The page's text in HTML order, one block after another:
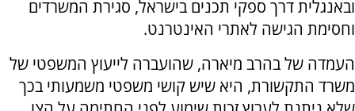
ובאנגלית דרך ספקי תכנים בישראל, סגירת המשרדים
וחסימת הגישה לאתרי האינטרנט.
העמדה של בהרב מיארה, שהועברה לייעוץ המשפטי של
משרד התקשורת, היא שיש קושי משפטי משמעותי בכך